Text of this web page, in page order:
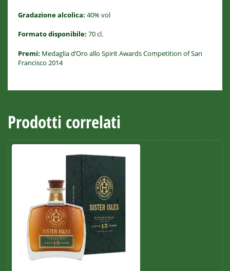
Gradazione alcolica: 40% vol
Formato disponibile: 70 cl.
Premi: Medaglia d’Oro allo Spirit Awards Competition of San
Francisco 2014
Prodotti correlati